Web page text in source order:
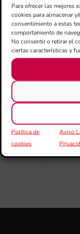
Para ofrecer las mejores
cookies para almacenar
consentimiento a estas
comportamiento de
No consentir o retirar el
ciertas características y
Política de
cookies
Aviso